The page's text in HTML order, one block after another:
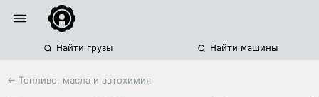
Найти грузы Найти машины
← Топливо, масла и автохимия